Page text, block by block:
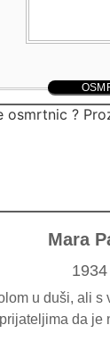
Mara
u duši, ali
da